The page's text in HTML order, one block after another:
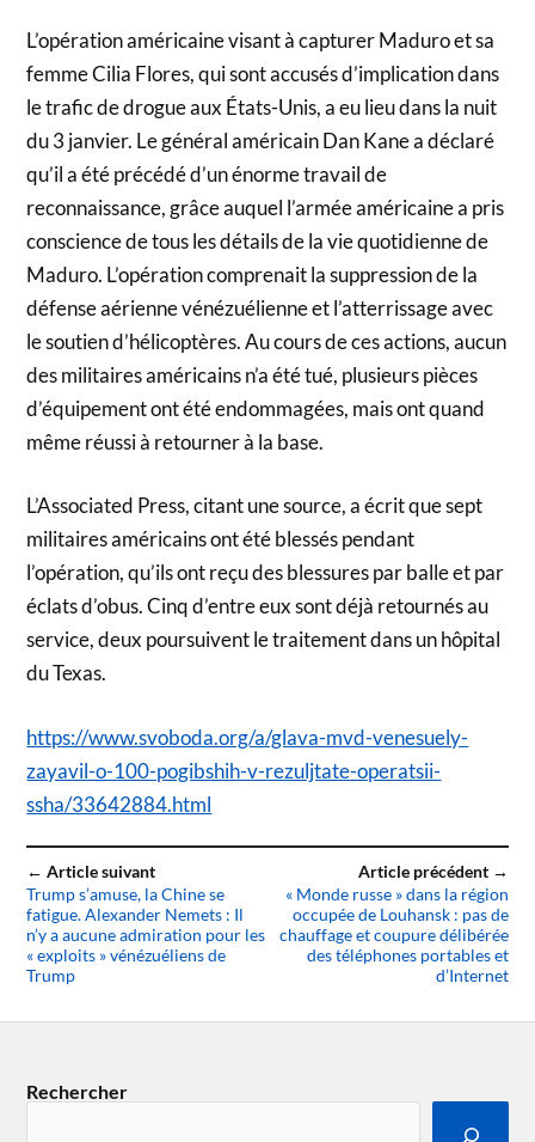
L’opération américaine visant à capturer Maduro et sa
femme Cilia Flores, qui sont accusés d’implication dans
le trafic de drogue aux États-Unis, a eu lieu dans la nuit
du 3 janvier. Le général américain Dan Kane a déclaré
qu’il a été précédé d’un énorme travail de
reconnaissance, grâce auquel l’armée américaine a pris
conscience de tous les détails de la vie quotidienne de
Maduro. L’opération comprenait la suppression de la
défense aérienne vénézuélienne et l’atterrissage avec
le soutien d’hélicoptères. Au cours de ces actions, aucun
des militaires américains n’a été tué, plusieurs pièces
d’équipement ont été endommagées, mais ont quand
même réussi à retourner à la base.
L’Associated Press, citant une source, a écrit que sept
militaires américains ont été blessés pendant
l’opération, qu’ils ont reçu des blessures par balle et par
éclats d’obus. Cinq d’entre eux sont déjà retournés au
service, deux poursuivent le traitement dans un hôpital
du Texas.
https://www.svoboda.org/a/glava-mvd-venesuely-
zayavil-o-100-pogibshih-v-rezuljtate-operatsii-
ssha/33642884.html
← Article suivant
Trump s’amuse, la Chine se
fatigue. Alexander Nemets : Il
n’y a aucune admiration pour les
« exploits » vénézuéliens de
Trump
Article précédent →
« Monde russe » dans la région
occupée de Louhansk : pas de
chauffage et coupure délibérée
des téléphones portables et
d’Internet
Rechercher